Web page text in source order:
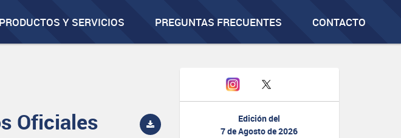
PRODUCTOS Y SERVICIOS PREGUNTAS FRECUENTES CONTACTO
Edición del
7 de Agosto de 2026
Oficiales